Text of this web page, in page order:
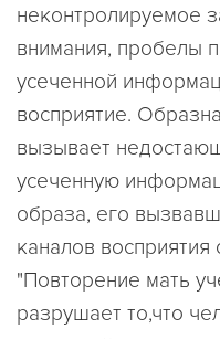
неконтролируемое
внимания, пробелы
усеченной
восприятие.
вызывает
усеченную
образа, его
каналов
"Повторение мать
разрушает то,что